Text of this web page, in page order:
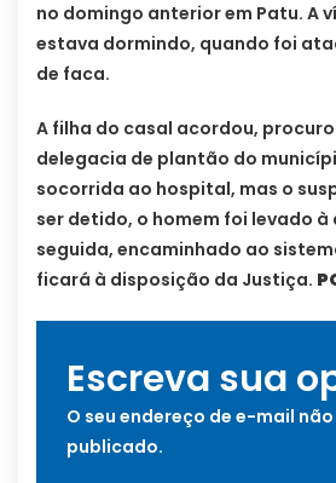
no domingo anterior em Patu. A
estava dormindo, quando foi
de faca.
A filha do casal acordou,
delegacia de plantão do
socorrida ao hospital, mas o
ser detido, o homem foi levado à
seguida, encaminhado ao
ficará à disposição da Justiça.
Escreva sua
O seu endereço de e-mail
publicado.